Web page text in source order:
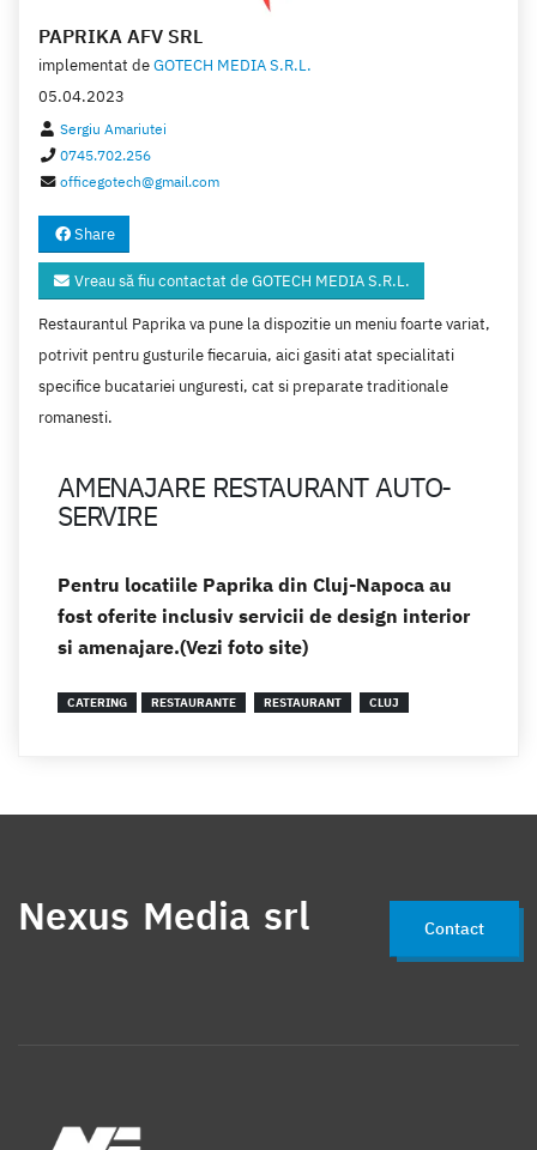
PAPRIKA AFV SRL
implementat deGOTECH MEDIA S.R.L.
05.04.2023
Sergiu Amariutei
0745.702.256
officegotech@gmail.com
Share
Vreau să fiu contactat de GOTECH MEDIA S.R.L.
Restaurantul Paprika va pune la dispozitie un meniu foarte variat,
potrivit pentru gusturile fiecaruia, aici gasiti atat specialitati
specifice bucatariei unguresti, cat si preparate traditionale
romanesti.
AMENAJARE RESTAURANT AUTO-
SERVIRE
Pentru locatiile Paprika din Cluj-Napoca au
fost oferite inclusiv servicii de design interior
si amenajare.(Vezi foto site)
CATERING RESTAURANTE RESTAURANT CLUJ
Nexus Media srl Contact